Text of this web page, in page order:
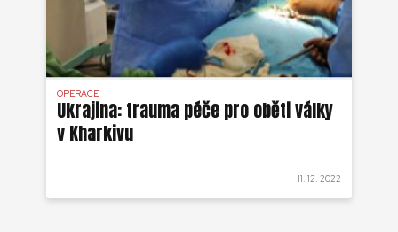
OPERACE
Ukrajina: trauma péče pro oběti války
v Kharkivu
11. 12. 2022